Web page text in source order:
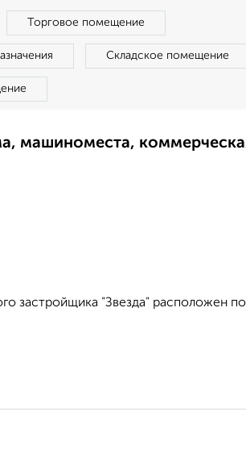
Торговое помещение
Складское помещение
машиноместа,
застройщика "Звезда" расположен по